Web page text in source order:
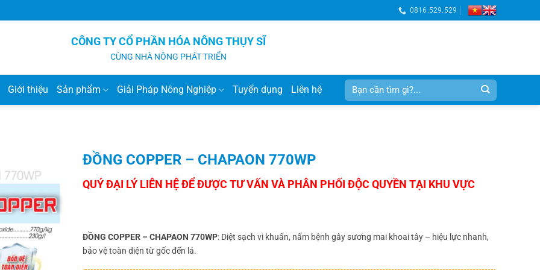
0816.529.529
CÔNG TY CỔ PHẦN HÓA NÔNG THỤY SĨ
CÙNG NHÀ NÔNG PHÁT TRIỂN
Giới thiệu Sản phẩm Giải Pháp Nông Nghiệp Tuyển dụng Liên hệ
Tìm
kiếm:
ĐỒNG COPPER – CHAPAON 770WP
ĐỒNG COPPER – CHAPAON 770WP: Diệt sạch vi khuẩn, nấm bệnh gây sương mai khoai tây – hiệu lực nhanh,
bảo vệ toàn diện từ gốc đến lá.